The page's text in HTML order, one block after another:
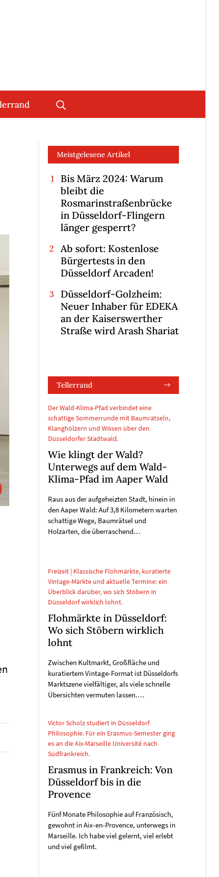
Meistgelesene Artikel
Bis März 2024: Warum
bleibt die
Rosmarinstraßenbrücke
in Düsseldorf-Flingern
länger gesperrt?
Ab sofort: Kostenlose
Bürgertests in den
Düsseldorf Arcaden!
Düsseldorf-Golzheim:
Neuer Inhaber für EDEKA
an der Kaiserswerther
Straße wird Arash Shariat
Tellerrand
Der Wald-Klima-Pfad verbindet eine
schattige Sommerrunde mit Baumrätseln,
Klanghölzern und Wissen über den
Düsseldorfer Stadtwald.
Wie klingt der Wald?
Unterwegs auf dem Wald-
Klima-Pfad im Aaper Wald
Raus aus der aufgeheizten Stadt, hinein in
den Aaper Wald: Auf 3,8 Kilometern warten
schattige Wege, Baumrätsel und
Holzarten, die überraschend…
Freizeit | Klassische Flohmärkte, kuratierte
Vintage-Märkte und aktuelle Termine: ein
Überblick darüber, wo sich Stöbern in
Düsseldorf wirklich lohnt.
Flohmärkte in Düsseldorf:
Wo sich Stöbern wirklich
lohnt
Zwischen Kultmarkt, Großfläche und
kuratiertem Vintage-Format ist Düsseldorfs
Marktszene vielfältiger, als viele schnelle
Übersichten vermuten lassen.…
Victor Scholz studiert in Düsseldorf
Philosophie. Für ein Erasmus-Semester ging
es an die Aix-Marseille Université nach
Südfrankreich.
Erasmus in Frankreich: Von
Düsseldorf bis in die
Provence
Fünf Monate Philosophie auf Französisch,
gewohnt in Aix-en-Provence, unterwegs in
Marseille. Ich habe viel gelernt, viel erlebt
und viel gefilmt.